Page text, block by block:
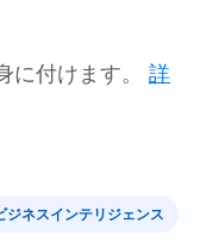
に付けます。 詳
ジネスインテリジェンス